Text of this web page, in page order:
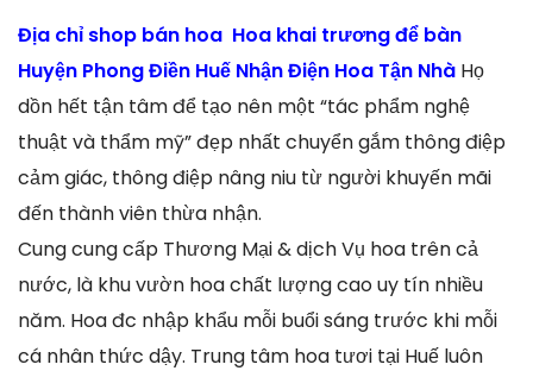
Địa chỉ shop bán hoa Hoa khai trương để bàn
Huyện Phong Điền Huế Nhận Điện Hoa Tận Nhà Họ
dồn hết tận tâm để tạo nên một “tác phẩm nghệ
thuật và thẩm mỹ” đẹp nhất chuyển gắm thông điệp
cảm giác, thông điệp nâng niu từ người khuyến mãi
đến thành viên thừa nhận.
Cung cung cấp Thương Mại & dịch Vụ hoa trên cả
nước, là khu vườn hoa chất lượng cao uy tín nhiều
năm. Hoa đc nhập khẩu mỗi buổi sáng trước khi mỗi
cá nhân thức dậy. Trung tâm hoa tươi tại Huế luôn